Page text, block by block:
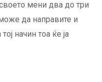
мени два до три
да направите и
начин тоа ќе ја